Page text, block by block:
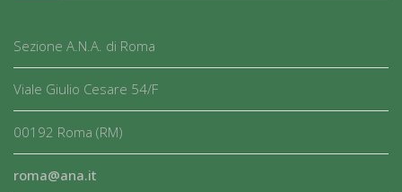
Sezione A.N.A. di Roma
Viale Giulio Cesare 54/F
00192 Roma (RM)
roma@ana.it